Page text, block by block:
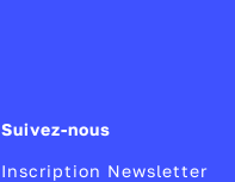
Suivez-nous
Inscription Newsletter